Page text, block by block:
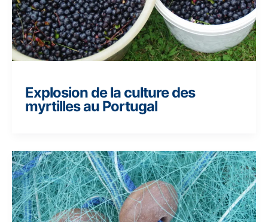
Explosion de la culture des
myrtilles au Portugal